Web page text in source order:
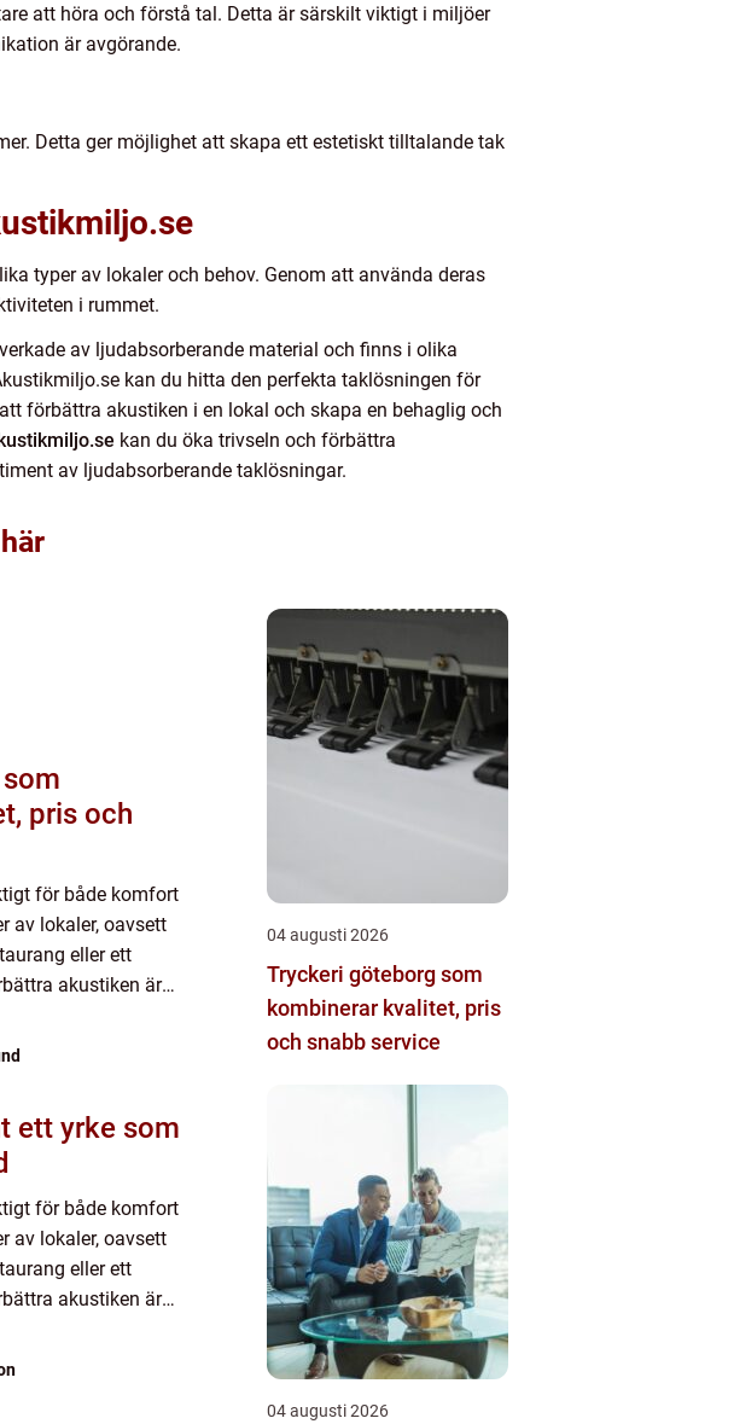
att höra och förstå tal. Detta är särskilt viktigt i miljöer
är avgörande.
Detta ger möjlighet att skapa ett estetiskt tilltalande tak
typer av lokaler och behov. Genom att använda deras
i rummet.
av ljudabsorberande material och finns i olika
kan du hitta den perfekta taklösningen för
förbättra akustiken i en lokal och skapa en behaglig och
kan du öka trivseln och förbättra
av ljudabsorberande taklösningar.
pris och
för både komfort
av lokaler, oavsett
eller ett
akustiken är
för både komfort
av lokaler, oavsett
eller ett
akustiken är
04 augusti 2026
Tryckeri göteborg som
kombinerar kvalitet, pris
och snabb service
04 augusti 2026